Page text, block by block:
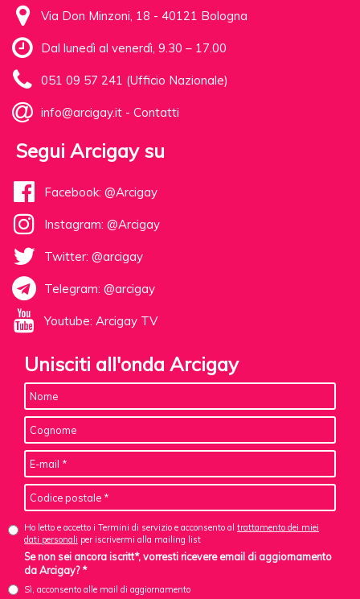
Via Don Minzoni, 18 - 40121 Bologna
Dal lunedì al venerdì, 9.30 – 17.00
051 09 57 241 (Ufficio Nazionale)
info@arcigay.it - Contatti
Segui Arcigay su
Facebook: @Arcigay
Instagram: @Arcigay
Twitter: @arcigay
Telegram: @arcigay
Youtube: Arcigay TV
Unisciti all'onda Arcigay
Ho letto e accetto i Termini di servizio e acconsento al trattamento dei miei
dati personali per iscrivermi alla mailing list
Se non sei ancora iscritt*, vorresti ricevere email di aggiornamento
da Arcigay? *
Sì, acconsento alle mail di aggiornamento